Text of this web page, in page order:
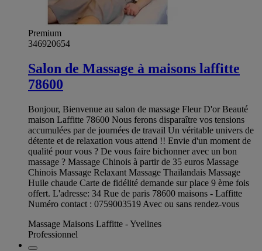
Premium
346920654
Salon de Massage à maisons laffitte
78600
Bonjour, Bienvenue au salon de massage Fleur D'or Beauté
maison Laffitte 78600 Nous ferons disparaître vos tensions
accumulées par de journées de travail Un véritable univers de
détente et de relaxation vous attend !! Envie d'un moment de
qualité pour vous ? De vous faire bichonner avec un bon
massage ? Massage Chinois à partir de 35 euros Massage
Chinois Massage Relaxant Massage Thaïlandais Massage
Huile chaude Carte de fidélité demande sur place 9 ème fois
offert. L'adresse: 34 Rue de paris 78600 maisons - Laffitte
Numéro contact : 0759003519 Avec ou sans rendez-vous
Massage Maisons Laffitte - Yvelines
Professionnel